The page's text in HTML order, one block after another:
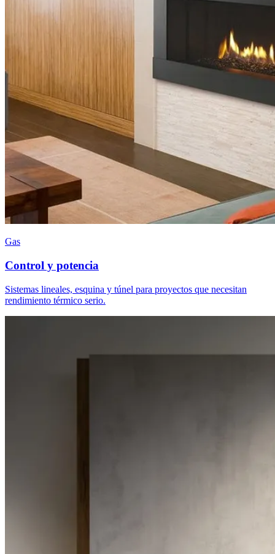
Gas
Control y potencia
Sistemas lineales, esquina y túnel para proyectos que necesitan
rendimiento térmico serio.